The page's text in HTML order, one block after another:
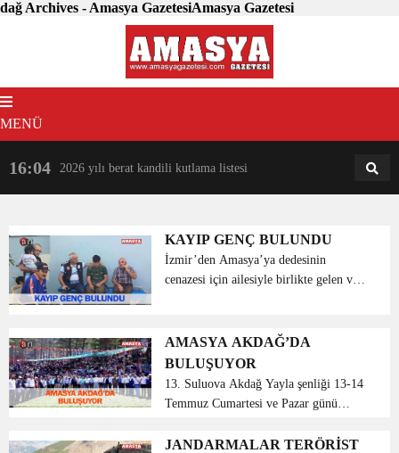
dağ Archives - Amasya GazetesiAmasya Gazetesi
MENÜ
16:04 2026 yılı berat kandili kutlama listesi 18:31
KAYIP GENÇ BULUNDU
İzmir’den Amasya’ya dedesinin
cenazesi için ailesiyle birlikte gelen ve 2
Amasya’nın Belmebük köyüne gele...
AMASYA AKDAĞ’DA
BULUŞUYOR
13. Suluova Akdağ Yayla şenliği 13-14
Temmuz Cumartesi ve Pazar günü
Mesire Yerinde Yapılacaktır. 13
JANDARMALAR TERÖRİST